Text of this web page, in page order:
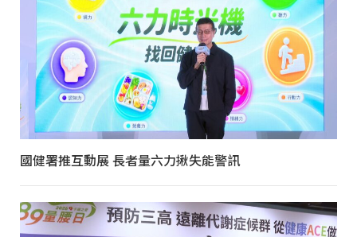
國健署推互動展 長者量六力揪失能警訊